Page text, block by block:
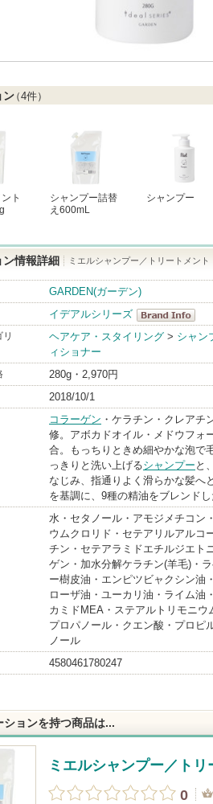
ン（4件）
ト
シャンプー詰替
え600mL
シャンプー
情報詳細 ミエルシャンプー／トリートメント
GARDEN(ガーデン)
イデアルシリーズ
イデアルシリ
ヘアケア・スタイリング > シャン
ィショナー
280g・2,970円
2018/10/1
コラーゲン ・ケラチン・クレアチ
修。アボカドオイル・メドウフォ
合。もっちりときめ細やかな泡で
っきりと洗い上げるシャンプー と
なじみ、指通りよく滑らかな髪へ
を基調に、9種の精油をブレンドし
水・セタノール・アモジメチコン
ウムクロリド・セテアリルアルコ
チン・セテアラミドエチルジエト
ゲン・加水分解ケラチン(羊毛)・
ー樹皮油・エンピツビャクシン油
ローザ油・ユーカリ油・ライム油
カミドMEA・ステアルトリモニ
プロパノール・クエン酸・プロピ
ノール
4580461780247
ションを持つ商品は...
ミエルシャンプー／トリ
0